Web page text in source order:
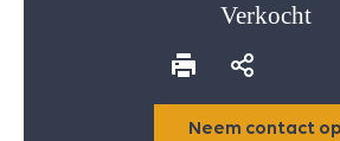
Verkocht
Neem contact op